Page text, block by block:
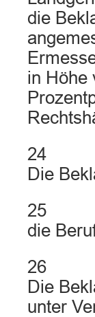
die
in Höhe
24
Die
25
die
26
Die
unter